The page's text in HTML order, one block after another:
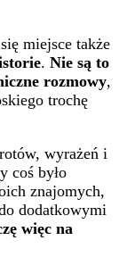
miejsce także
. Nie są to
rozmowy,
trochę
wyrażeń i
coś było
znajomych,
dodatkowymi
więc na